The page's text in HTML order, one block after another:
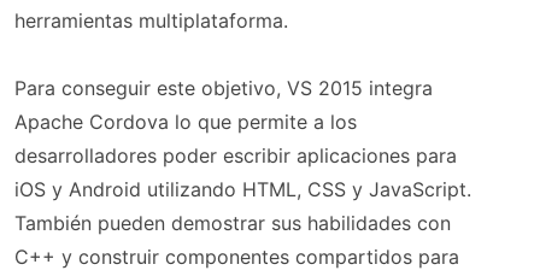
herramientas multiplataforma.
Para conseguir este objetivo, VS 2015 integra
Apache Cordova lo que permite a los
desarrolladores poder escribir aplicaciones para
iOS y Android utilizando HTML, CSS y JavaScript.
También pueden demostrar sus habilidades con
C++ y construir componentes compartidos para